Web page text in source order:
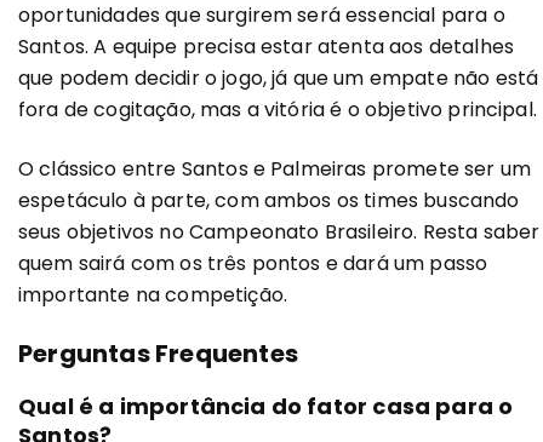
oportunidades que surgirem será essencial para o
Santos. A equipe precisa estar atenta aos detalhes
que podem decidir o jogo, já que um empate não está
fora de cogitação, mas a vitória é o objetivo principal.
O clássico entre Santos e Palmeiras promete ser um
espetáculo à parte, com ambos os times buscando
seus objetivos no Campeonato Brasileiro. Resta saber
quem sairá com os três pontos e dará um passo
importante na competição.
Perguntas Frequentes
Qual é a importância do fator casa para o
Santos?